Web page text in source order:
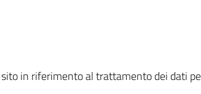
in riferimento al trattamento dei dati